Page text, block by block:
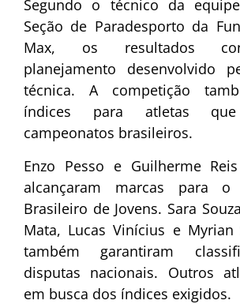
Segundo o técnico da
Seção de Paradesporto da
Max, os resultados
planejamento desenvolvido
técnica. A competição
índices para atletas que
campeonatos brasileiros.
Enzo Pesso e Guilherme
alcançaram marcas para o
Brasileiro de Jovens. Sara
Mata, Lucas Vinícius e Myrian
também garantiram
disputas nacionais. Outros
em busca dos índices exigidos.